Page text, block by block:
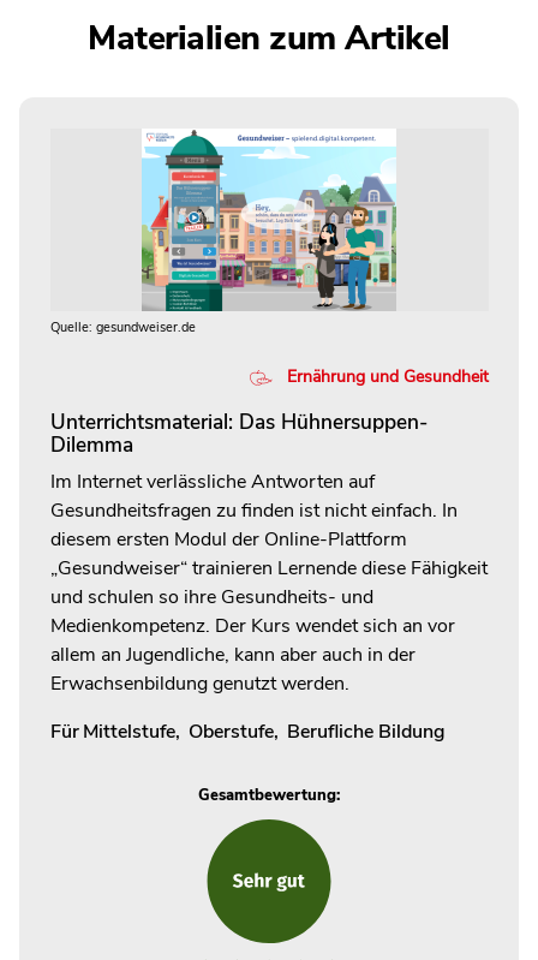
Materialien zum Artikel
Quelle: gesundweiser.de
Ernährung und Gesundheit
Unterrichtsmaterial: Das Hühnersuppen-
Dilemma
Im Internet verlässliche Antworten auf
Gesundheitsfragen zu finden ist nicht einfach. In
diesem ersten Modul der Online-Plattform
„Gesundweiser“ trainieren Lernende diese Fähigkeit
und schulen so ihre Gesundheits- und
Medienkompetenz. Der Kurs wendet sich an vor
allem an Jugendliche, kann aber auch in der
Erwachsenbildung genutzt werden.
Für Mittelstufe, Oberstufe, Berufliche Bildung
Gesamtbewertung: